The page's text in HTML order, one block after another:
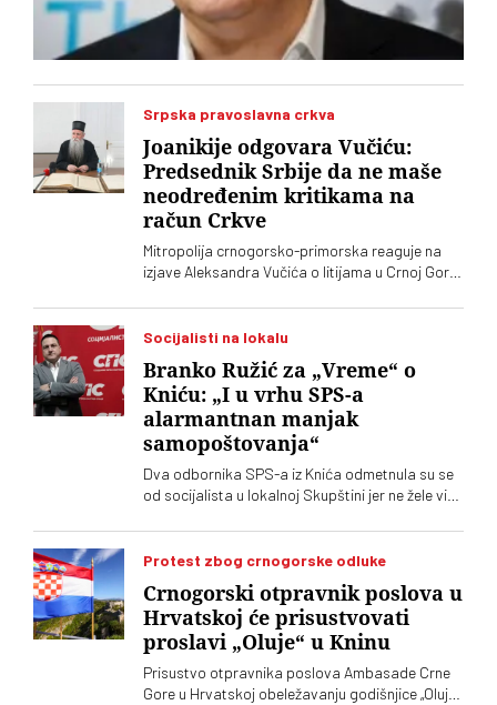
Srpska pravoslavna crkva
Joanikije odgovara Vučiću:
Predsednik Srbije da ne maše
neodređenim kritikama na
račun Crkve
Mitropolija crnogorsko-primorska reaguje na
izjave Aleksandra Vučića o litijama u Crnoj Gori
Socijalisti na lokalu
Branko Ružić za „Vreme“ o
Kniću: „I u vrhu SPS-a
alarmantnan manjak
samopoštovanja“
Dva odbornika SPS-a iz Knića odmetnula su se
od socijalista u lokalnoj Skupštini jer ne žele više
naprednjacima. Jedan od njih kaže za „Vreme“
da je „SNS u Kniću nasilna skupina
ikada više, da sarađuju. Branko Ružić za
„Vreme“ kaže da je alarmantno da tendencije
odricanja od izvornih principa i mazohizma
postoje ne samo na lokalu, već i u samom vrhu
SPS-a
Protest zbog crnogorske odluke
Crnogorski otpravnik poslova u
Hrvatskoj će prisustvovati
proslavi „Oluje“ u Kninu
Prisustvo otpravnika poslova Ambasade Crne
Gore u Hrvatskoj obeležavanju godišnjice „Oluje“